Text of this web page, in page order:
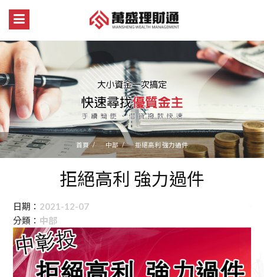
首頁 中部 拒絕高利 強力過件
拒絕高利 強力過件
日期： 2021-12-07
分類： 中部